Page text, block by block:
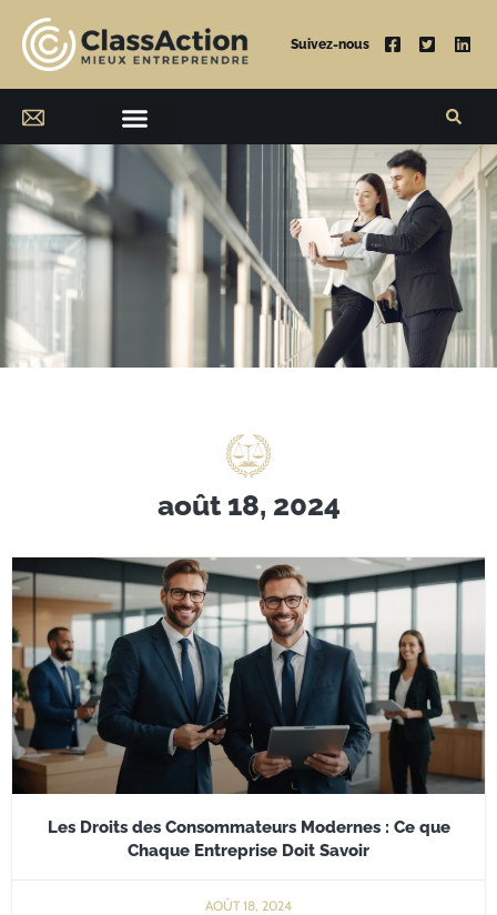
Suivez-nous
août 18, 2024
Les Droits des Consommateurs Modernes : Ce que
Chaque Entreprise Doit Savoir
AOÛT 18, 2024